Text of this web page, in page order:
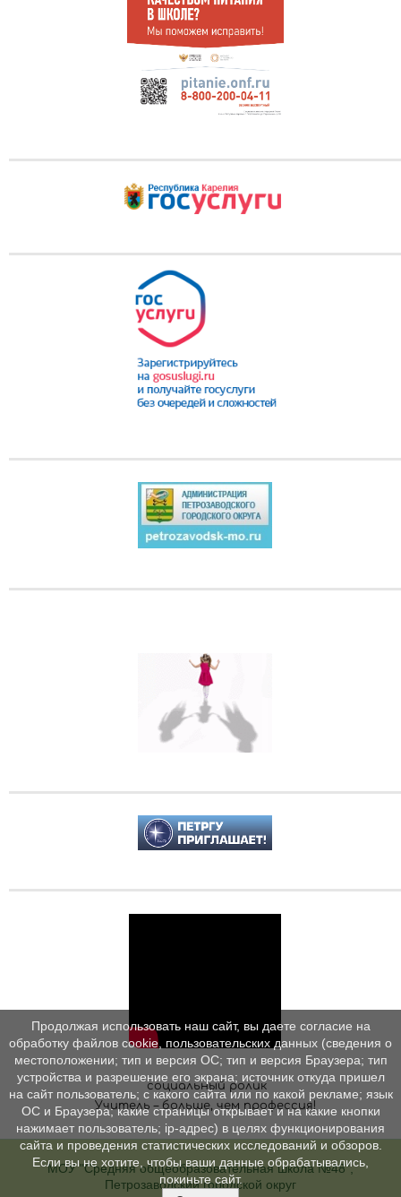
социальный ролик
Учитель – больше, чем профессия!
МОУ "Средняя общеобразовательная школа №48",
Петрозаводский городской округ
Продолжая использовать наш сайт, вы даете согласие на
обработку файлов cookie, пользовательских данных (сведения о
местоположении; тип и версия ОС; тип и версия Браузера; тип
устройства и разрешение его экрана; источник откуда пришел
на сайт пользователь; с какого сайта или по какой рекламе; язык
ОС и Браузера; какие страницы открывает и на какие кнопки
нажимает пользователь; ip-адрес) в целях функционирования
сайта и проведения статистических исследований и обзоров.
Если вы не хотите, чтобы ваши данные обрабатывались,
покиньте сайт.